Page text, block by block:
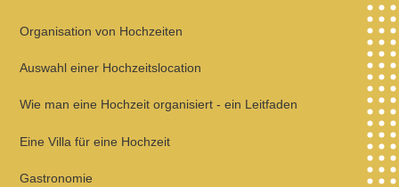
Organisation von Hochzeiten
Auswahl einer Hochzeitslocation
Wie man eine Hochzeit organisiert - ein Leitfaden
Eine Villa für eine Hochzeit
Gastronomie